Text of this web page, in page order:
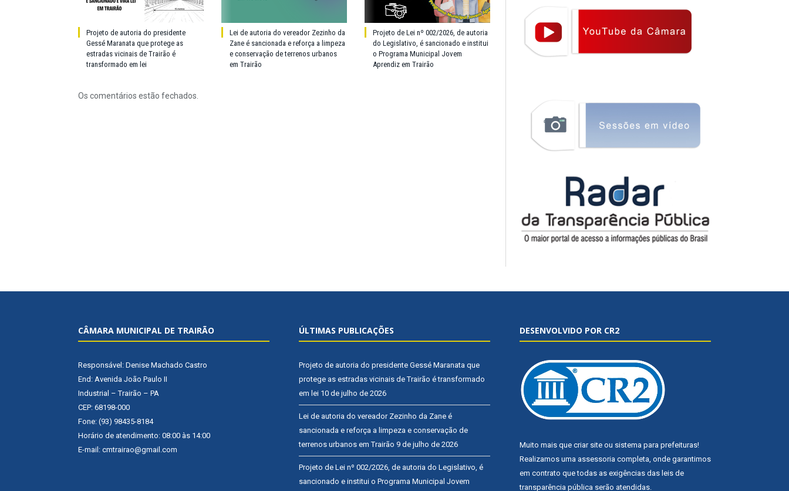
Projeto de autoria do presidente
Gessé Maranata que protege as
estradas vicinais de Trairão é
transformado em lei
Lei de autoria do vereador Zezinho da
Zane é sancionada e reforça a limpeza
e conservação de terrenos urbanos
em Trairão
Projeto de Lei nº 002/2026, de autoria
do Legislativo, é sancionado e institui
o Programa Municipal Jovem
Aprendiz em Trairão
Os comentários estão fechados.
CÂMARA MUNICIPAL DE TRAIRÃO
Responsável: Denise Machado Castro
End: Avenida João Paulo II
Industrial – Trairão – PA
CEP: 68198-000
Fone: (93) 98435-8184
Horário de atendimento: 08:00 às 14:00
E-mail: cmtrairao@gmail.com
ÚLTIMAS PUBLICAÇÕES
Projeto de autoria do presidente Gessé Maranata que
protege as estradas vicinais de Trairão é transformado
em lei 10 de julho de 2026
Lei de autoria do vereador Zezinho da Zane é
sancionada e reforça a limpeza e conservação de
terrenos urbanos em Trairão 9 de julho de 2026
Projeto de Lei nº 002/2026, de autoria do Legislativo, é
sancionado e institui o Programa Municipal Jovem
DESENVOLVIDO POR CR2
Muito mais que criar site ou sistema para prefeituras!
Realizamos uma assessoria completa, onde garantimos
em contrato que todas as exigências das leis de
transparência pública serão atendidas.